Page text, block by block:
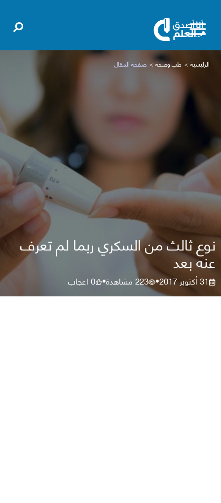
الرئيسية طب وصحة صفحة المقال
نوع ثالث من السكري ربما لم تعرف
عنه بعد
31 أكتوبر 2017 •
223مشاهدة•
0اعجاب